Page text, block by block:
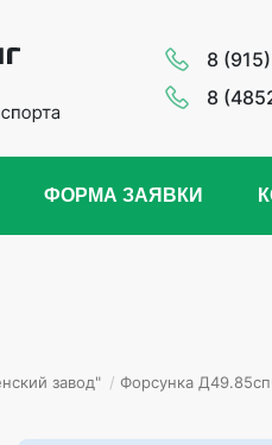
8
8
ФОРМА ЗАЯВКИ
завод" / Форсунка